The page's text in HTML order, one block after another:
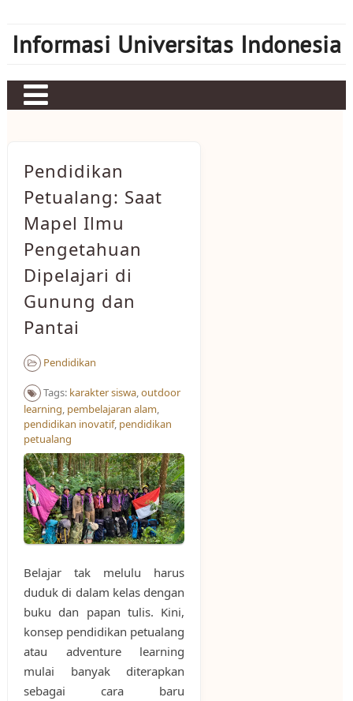
content
Informasi Universitas Indonesia
Sbobet
Mahjong Ways 2
Server Kamboja
Server Thailand
bonus new member
Pendidikan
Petualang: Saat
Mapel Ilmu
Pengetahuan
Dipelajari di
Gunung dan
Pantai
Pendidikan
Tags: karakter siswa,outdoor
learning, pembelajaran alam,
pendidikan inovatif, pendidikan
petualang
Belajar tak melulu harus
duduk di dalam kelas dengan
buku dan papan tulis. Kini,
konsep pendidikan petualang
atau adventure learning
mulai banyak diterapkan
sebagai cara baru